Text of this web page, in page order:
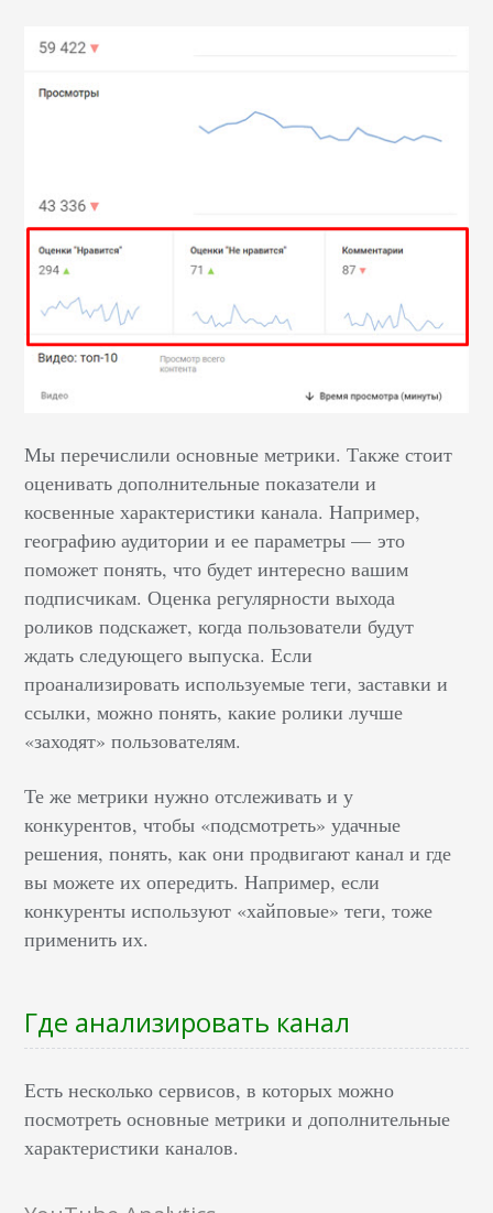
Мы перечислили основные метрики. Также стоит
оценивать дополнительные показатели и
косвенные характеристики канала. Например,
географию аудитории и ее параметры — это
поможет понять, что будет интересно вашим
подписчикам. Оценка регулярности выхода
роликов подскажет, когда пользователи будут
ждать следующего выпуска. Если
проанализировать используемые теги, заставки и
ссылки, можно понять, какие ролики лучше
«заходят» пользователям.
Те же метрики нужно отслеживать и у
конкурентов, чтобы «подсмотреть» удачные
решения, понять, как они продвигают канал и где
вы можете их опередить. Например, если
конкуренты используют «хайповые» теги, тоже
применить их.
Где анализировать канал
Есть несколько сервисов, в которых можно
посмотреть основные метрики и дополнительные
характеристики каналов.